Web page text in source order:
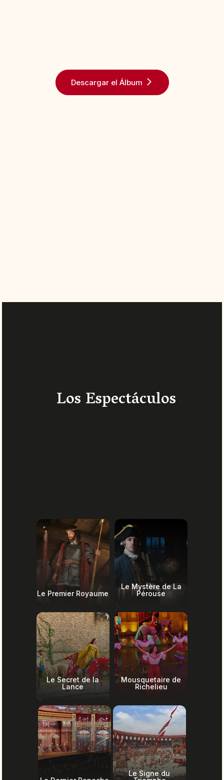
Descargar el Álbum
Los Espectáculos
Le Premier Royaume
Le Mystère de La
Pérouse
Le Secret de la
Lance
Mousquetaire de
Richelieu
Le Signe du